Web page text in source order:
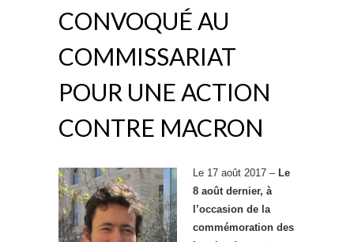
CONVOQUÉ AU
COMMISSARIAT
POUR UNE ACTION
CONTRE MACRON
Le 17 août 2017 – Le
8 août dernier, à
l’occasion de la
commémoration des